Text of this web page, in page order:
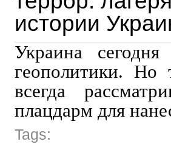
истории
Украина
геополитики. Но
всегда
плацдарм для
Tags: